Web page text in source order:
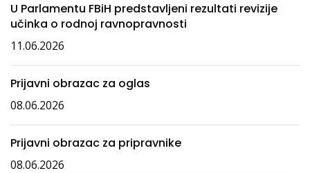
U Parlamentu FBiH predstavljeni rezultati revizije
učinka o rodnoj ravnopravnosti
11.06.2026
Prijavni obrazac za oglas
08.06.2026
Prijavni obrazac za pripravnike
08.06.2026